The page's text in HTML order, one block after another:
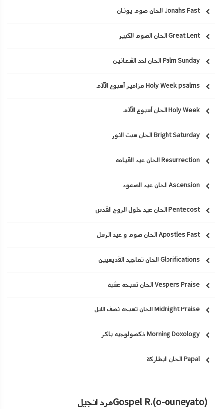
Jonahs Fast الحان صوم يونان
Great Lent الحان الصوم الكبير
Palm Sunday الحان احد الشعانين
Holy Week psalms مزامير أسبوع الآلام
Holy Week الحان أسبوع الآلام
Bright Saturday الحان سبت النور
Resurrection الحان عيد القيامه
Ascension الحان عيد الصعود
Pentecost الحان عيد حلول الروح القدس
Apostles Fast الحان صوم و عيد الرسل
Glorifications الحان تماجيد القديسيين
Vespers Praise الحان تسبحه عشيه
Midnight Praise الحان تسبحه نصف الليل
Morning Doxology ذكصولوجيه باكر
Papal الحان البطاركة
Gospel R.(o-ouneyato)مرد انجيل